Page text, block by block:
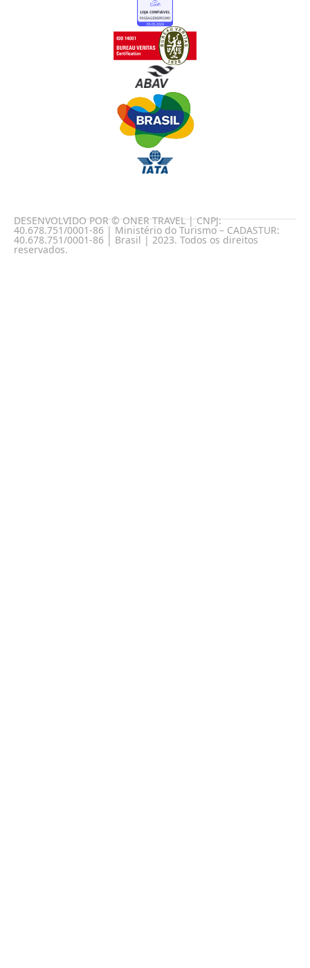
DESENVOLVIDO POR © ONER TRAVEL | CNPJ:
40.678.751/0001-86 | Ministério do Turismo – CADASTUR:
40.678.751/0001-86 | Brasil | 2023. Todos os direitos
reservados.